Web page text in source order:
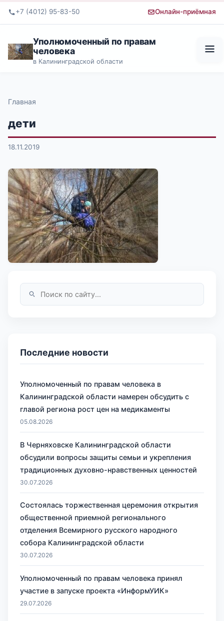
+7 (4012) 95-83-50 Онлайн-приёмная
Уполномоченный по правам
человека
в Калининградской области
Главная
дети
18.11.2019
Последние новости
Уполномоченный по правам человека в
Калининградской области намерен обсудить с
главой региона рост цен на медикаменты
05.08.2026
В Черняховске Калининградской области
обсудили вопросы защиты семьи и укрепления
традиционных духовно-нравственных ценностей
30.07.2026
Состоялась торжественная церемония открытия
общественной приемной регионального
отделения Всемирного русского народного
собора Калининградской области
30.07.2026
Уполномоченный по правам человека принял
участие в запуске проекта «ИнформУИК»
29.07.2026